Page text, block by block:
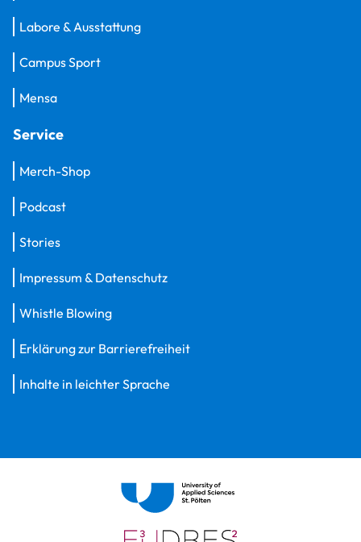
Labore & Ausstattung
Campus Sport
Mensa
Service
Merch-Shop
Podcast
Stories
Impressum & Datenschutz
Whistle Blowing
Erklärung zur Barrierefreiheit
Inhalte in leichter Sprache